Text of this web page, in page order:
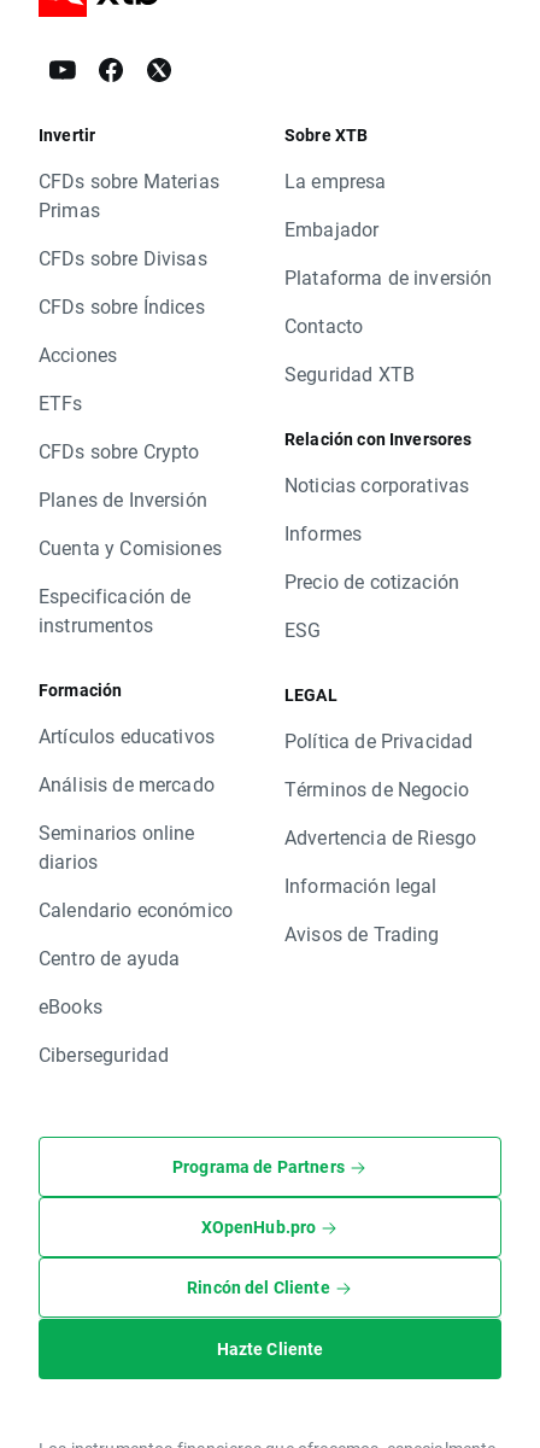
Invertir
CFDs sobre Materias
Primas
CFDs sobre Divisas
CFDs sobre Índices
Acciones
ETFs
CFDs sobre Crypto
Planes de Inversión
Cuenta y Comisiones
Especificación de
instrumentos
Formación
Artículos educativos
Análisis de mercado
Seminarios online
diarios
Calendario económico
Centro de ayuda
eBooks
Ciberseguridad
Sobre XTB
La empresa
Embajador
Plataforma de inversión
Contacto
Seguridad XTB
Relación con Inversores
Noticias corporativas
Informes
Precio de cotización
ESG
LEGAL
Política de Privacidad
Términos de Negocio
Advertencia de Riesgo
Información legal
Avisos de Trading
Programa de Partners
XOpenHub.pro
Rincón del Cliente
Hazte Cliente